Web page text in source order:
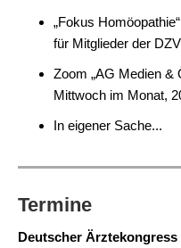
„Fokus
für Mitglieder der
Zoom „AG Medien &
Mittwoch im Monat,
In eigener Sache...
Termine
Deutscher